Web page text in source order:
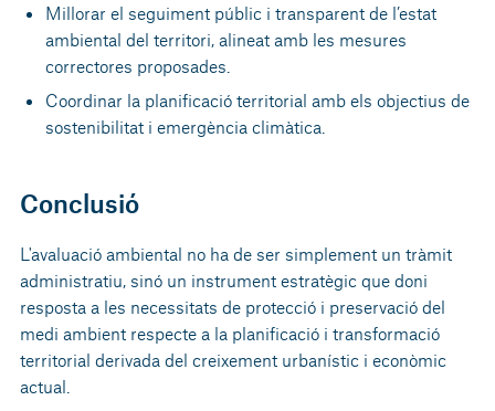
Millorar el seguiment públic i transparent de l’estat
ambiental del territori, alineat amb les mesures
correctores proposades.
Coordinar la planificació territorial amb els objectius de
sostenibilitat i emergència climàtica.
Conclusió
L'avaluació ambiental no ha de ser simplement un tràmit
administratiu, sinó un instrument estratègic que doni
resposta a les necessitats de protecció i preservació del
medi ambient respecte a la planificació i transformació
territorial derivada del creixement urbanístic i econòmic
actual.